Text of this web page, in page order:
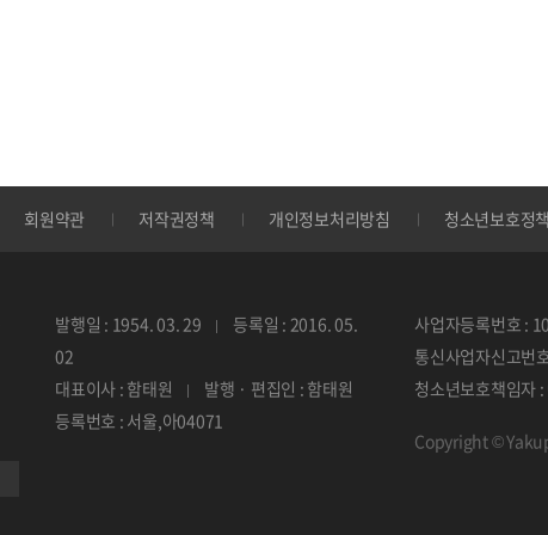
회원약관 저작권정책 개인정보처리방침 청소년보호정책
발행일 : 1954. 03. 29
등록일 : 2016. 05.
02
대표이사 : 함태원
발행 · 편집인 : 함태원
등록번호 : 서울,아04071
사업자등록번호 :
통신사업자신고번
청소년보호책임자
Copyright ©